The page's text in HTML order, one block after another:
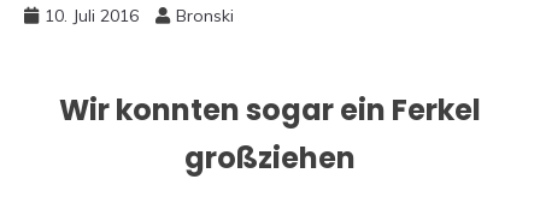
10. Juli 2016 Bronski
Wir konnten sogar ein Ferkel
großziehen